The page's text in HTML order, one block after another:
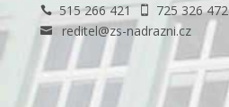
515 266 421 725 326 472
 reditel@zs-nadrazni.cz